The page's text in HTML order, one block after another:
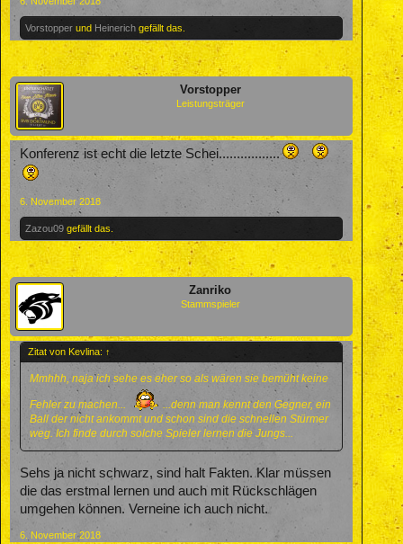
Vorstopper und Heinerich gefällt das.
Vorstopper
Leistungsträger
Konferenz ist echt die letzte Schei.................
6. November 2018
Zazou09 gefällt das.
Zanriko
Stammspieler
Zitat von Kevlina: ↑
Mmhhh, naja ich sehe es eher so als wären sie bemüht keine
Fehler zu machen...
...denn man kennt den Gegner, ein
Ball der nicht ankommt und schon sind die schnellen Stürmer
weg. Ich finde durch solche Spieler lernen die Jungs...
Sehs ja nicht schwarz, sind halt Fakten. Klar müssen
die das erstmal lernen und auch mit Rückschlägen
umgehen können. Verneine ich auch nicht.
6. November 2018